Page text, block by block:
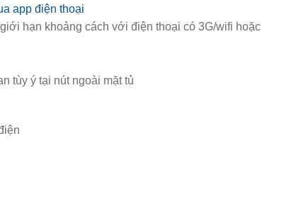
app điện thoại
hạn khoảng cách với điện thoại có 3G/wifi hoặc
tùy ý tại nút ngoài mặt tủ